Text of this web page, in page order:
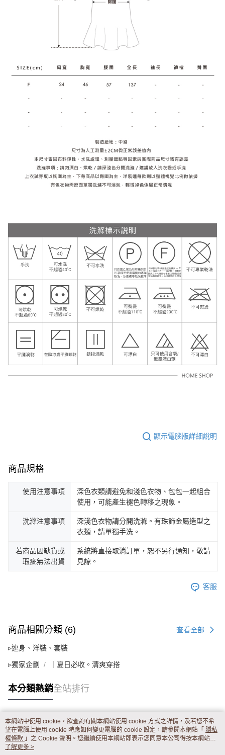
顯示電腦版詳細說明
商品規格
使用注意事項
深色衣類請避免和淺色衣物、包包一起組合
使用，可能產生褪色轉移之現象。
洗滌注意事項
深淺色衣物請分開洗滌。有珠飾金屬造型之
衣類，請單獨手洗。
若商品因缺貨或
瑕疵無法出貨
系統將直接取消訂單，恕不另行通知，敬請
見諒。
客服
商品相關分類 (6) 查看全部
▹連身、洋裝、套裝
▹獨家企劃 ｜夏日必收。清爽穿搭
本分類熱銷全站排行
熱門標籤
本網站中使用 cookie，欲查詢有關本網站使用 cookie 方式之詳情，及若您不希
望在電腦上使用 cookie 時應如何變更電腦的 cookie 設定，請參閱本網站「 隱私
權條款 」之 Cookie 聲明。您繼續使用本網站即表示您同意本公司得按本網站使
用條款之 Cookie 聲明使用 cookie。
了解更多 >